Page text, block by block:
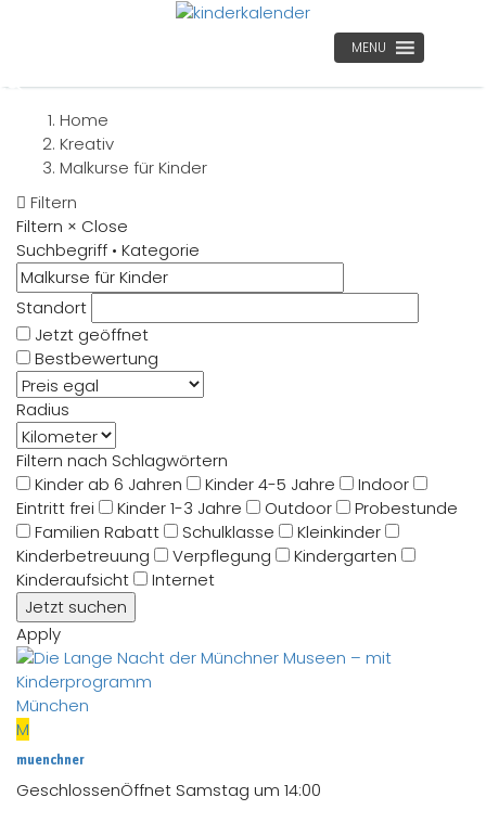
MENU
Home
Kreativ
Malkurse für Kinder
Filtern
Filtern × Close
Suchbegriff • Kategorie
Standort
Jetzt geöffnet
Bestbewertung
Radius
Filtern nach Schlagwörtern
Kinder ab 6 Jahren
Kinder 4-5 Jahre
Indoor
Eintritt frei
Kinder 1-3 Jahre Outdoor
Probestunde
Familien Rabatt
Schulklasse
Kleinkinder
Kinderbetreuung
Verpflegung
Kindergarten
Kinderaufsicht
Internet
Apply
München
M
muenchner
GeschlossenÖffnet Samstag um 14:00